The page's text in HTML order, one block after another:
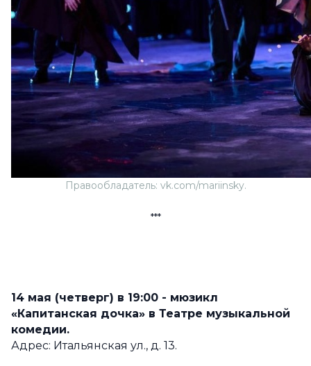
Правообладатель: vk.com/mariinsky.
***
14 мая (четверг) в 19:00 - мюзикл
«Капитанская дочка» в Театре музыкальной
комедии.
Адрес: Итальянская ул., д. 13.